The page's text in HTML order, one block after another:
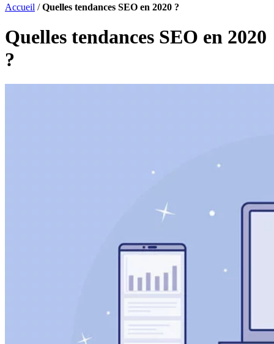
Accueil /Quelles tendances SEO en 2020 ?
Quelles tendances SEO en 2020
?